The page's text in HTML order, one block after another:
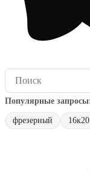
фрезерный
16к20